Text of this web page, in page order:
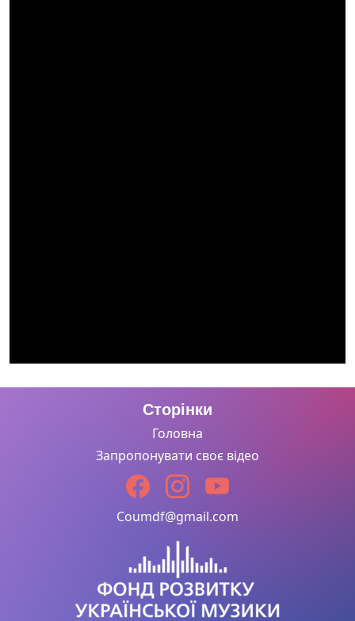
Сторінки
Головна
Запропонувати своє відео
Coumdf@gmail.com